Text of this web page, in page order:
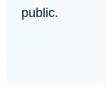
public.